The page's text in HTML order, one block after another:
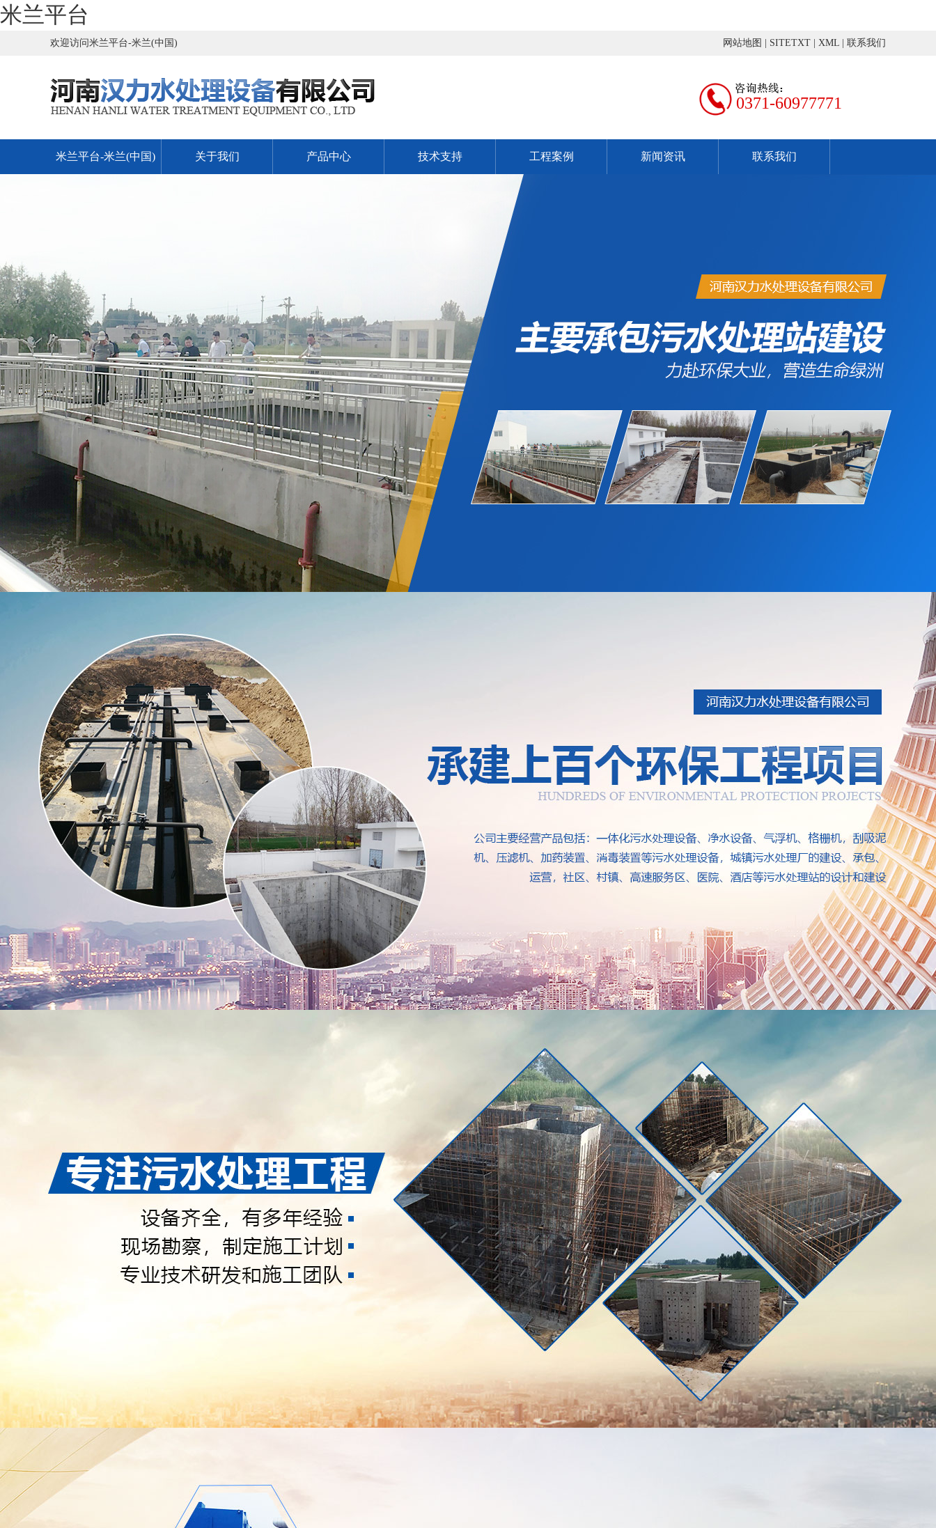
米兰平台
欢迎访问米兰平台-米兰(中国) 网站地图 SITETXT XML 联系我们
0371-60977771
米兰平台-米兰(中国) 关于我们 产品中心 技术支持 工程案例 新闻资讯 联系我们